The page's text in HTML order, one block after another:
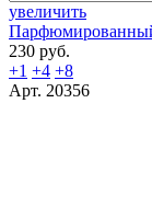
увеличить
230 руб.
+1 +4 +8
Арт. 20356